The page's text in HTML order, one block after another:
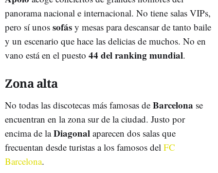
panorama nacional e internacional. No tiene salas VIPs,
pero sí unos sofás y mesas para descansar de tanto baile
y un escenario que hace las delicias de muchos. No en
vano está en el puesto 44 del ranking mundial.
Zona alta
No todas las discotecas más famosas de Barcelona se
encuentran en la zona sur de la ciudad. Justo por
encima de laDiagonal aparecen dos salas que
frecuentan desde turistas a los famosos del FC
Barcelona.